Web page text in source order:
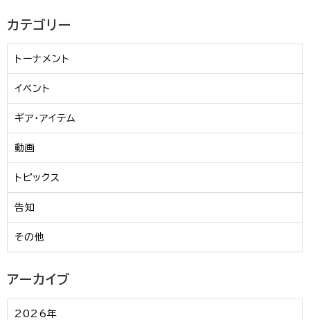
カテゴリー
トーナメント
イベント
ギア・アイテム
動画
トピックス
告知
その他
アーカイブ
2026年